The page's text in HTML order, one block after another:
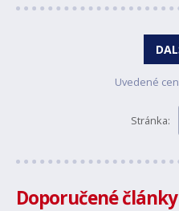
Uvedené
Stránka:
Doporučené články